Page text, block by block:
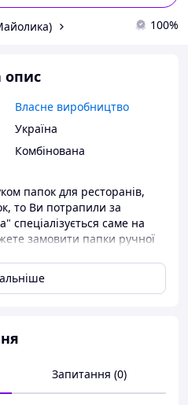
100%
опис
Власне виробництво
Україна
Комбінована
папок для ресторанів,
то Ви потрапили за
саме на
замовити папки ручної
папки, виконані зі
наноситься на
"Майоліка" пропонує
меню, прайси, рекламні
Запитання (0)